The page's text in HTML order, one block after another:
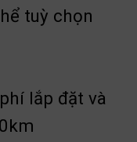
tuỳ chọn
lắp đặt và